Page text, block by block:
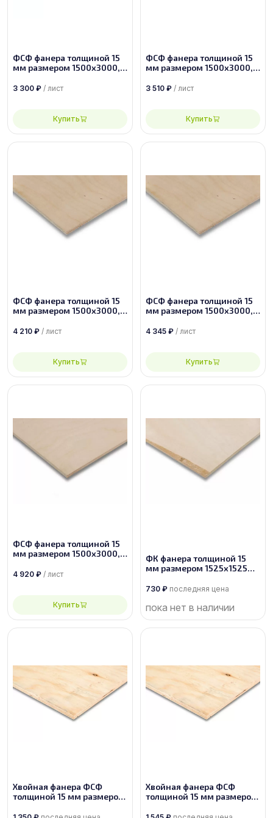
ФСФ фанера толщиной 15
мм размером 1500х3000,
3 300 ₽ / лист
Купить
ФСФ фанера толщиной 15
мм размером 1500х3000,
3 510 ₽ / лист
Купить
ФСФ фанера толщиной 15
мм размером 1500х3000,
4 210 ₽ / лист
Купить
ФСФ фанера толщиной 15
мм размером 1500х3000,
4 345 ₽ / лист
Купить
ФСФ фанера толщиной 15
мм размером 1500х3000,
4 920 ₽ / лист
Купить
ФК фанера толщиной 15
мм размером 1525х1525
730 ₽ последняя цена
пока нет в наличии
Хвойная фанера ФСФ
толщиной 15 мм размером
Хвойная фанера ФСФ
толщиной 15 мм размером